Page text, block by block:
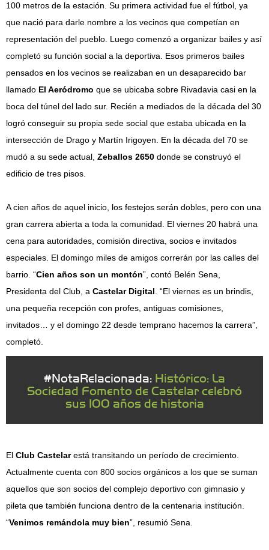
100 metros de la estación. Su primera actividad fue el fútbol, ya
que nació para darle nombre a los vecinos que competían en
representación del pueblo. Luego comenzó a organizar bailes y así
completó su función social a la deportiva. Esos primeros bailes
pensados en los vecinos se realizaban en un desaparecido bar
llamado El Aeródromo que se ubicaba sobre Rivadavia casi en la
boca del túnel del lado sur. Recién a mediados de la década del 30
logró conseguir su propia sede social que estaba ubicada en la
intersección de Drago y Martín Irigoyen. En la década del 70 se
mudó a su sede actual, Zeballos 2650 donde se construyó el
edificio de tres pisos.
A cien años de aquel inicio, los festejos serán dobles, pero con una
gran carrera abierta a toda la comunidad. El viernes 20 habrá una
cena para autoridades, comisión directiva, socios e invitados
especiales. El domingo miles de amigos correrán por las calles del
barrio. “Cien años son un montón”, contó Belén Sena,
Presidenta del Club, a Castelar Digital. “El viernes es un brindis,
una pequeña recepción con profes, antiguas comisiones,
invitados… y el domingo 22 desde temprano hacemos la carrera”,
completó.
#NotaRelacionada: Histórico: La
Sociedad Fomento de Castelar celebró
sus 100 años de historia
El Club Castelarestá transitando un período de crecimiento.
Actualmente cuenta con 800 socios orgánicos a los que se suman
aquellos que son socios del complejo deportivo con gimnasio y
pileta que también funciona dentro de la centenaria institución.
“Venimos remándola muy bien”, resumió Sena.